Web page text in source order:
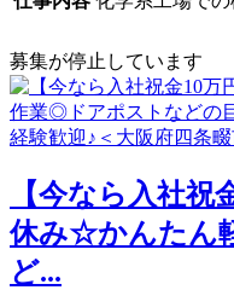
募集が停止しています
【今なら入社祝
休み☆かんたん
ど...